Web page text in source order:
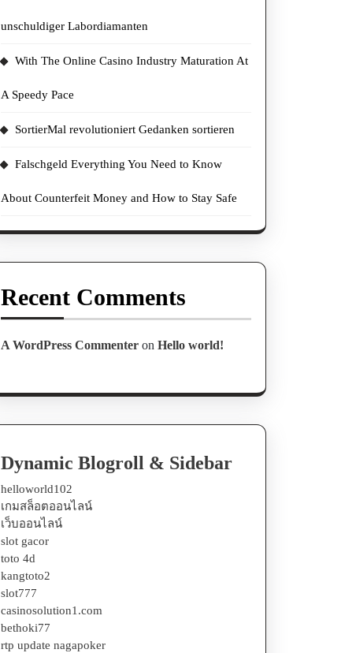
unschuldiger Labordiamanten
With The Online Casino Industry Maturation At
A Speedy Pace
SortierMal revolutioniert Gedanken sortieren
Falschgeld Everything You Need to Know
About Counterfeit Money and How to Stay Safe
Recent Comments
A WordPress Commenter on Hello world!
Dynamic Blogroll & Sidebar
helloworld102
เกมสล็อตออนไลน์
เว็บออนไลน์
slot gacor
toto 4d
kangtoto2
slot777
casinosolution1.com
bethoki77
rtp update nagapoker